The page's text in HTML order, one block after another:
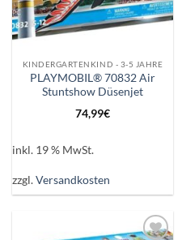
KINDERGARTENKIND - 3-5 JAHRE
PLAYMOBIL® 70832 Air
Stuntshow Düsenjet
74,99€
inkl. 19 % MwSt.
zzgl.Versandkosten